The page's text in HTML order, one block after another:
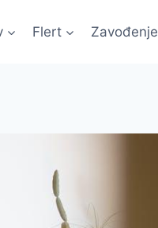
Flert Zavođenje